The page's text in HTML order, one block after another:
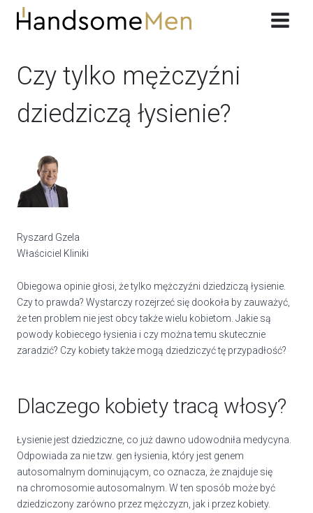
Przeskocz
Czy tylko mężczyźni
dziedziczą łysienie?
Ryszard Gzela
Właściciel Kliniki
Obiegowa opinie głosi, że tylko mężczyźni dziedziczą łysienie.
Czy to prawda? Wystarczy rozejrzeć się dookoła by zauważyć,
że ten problem nie jest obcy także wielu kobietom. Jakie są
powody kobiecego łysienia i czy można temu skutecznie
zaradzić? Czy kobiety także mogą dziedziczyć tę przypadłość?
Dlaczego kobiety tracą włosy?
Łysienie jest dziedziczne, co już dawno udowodniła medycyna.
Odpowiada za nie tzw. gen łysienia, który jest genem
autosomalnym dominującym, co oznacza, że znajduje się
na chromosomie autosomalnym. W ten sposób może być
dziedziczony zarówno przez mężczyzn, jak i przez kobiety.